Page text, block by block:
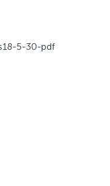
5-30-pdf